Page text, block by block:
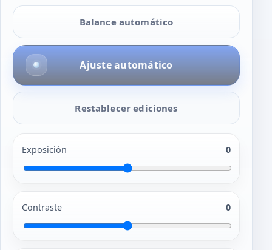
Balance automático
Ajuste automático
Restablecer ediciones
Exposición 0
Contraste 0